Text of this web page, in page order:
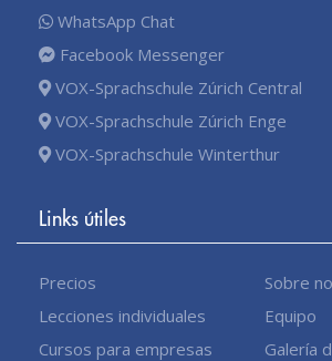
WhatsApp Chat
Facebook Messenger
VOX-Sprachschule Zúrich Central
VOX-Sprachschule Zúrich Enge
VOX-Sprachschule Winterthur
Links útiles
Precios
Lecciones individuales
Cursos para empresas
Sobre
Equipo
Galería